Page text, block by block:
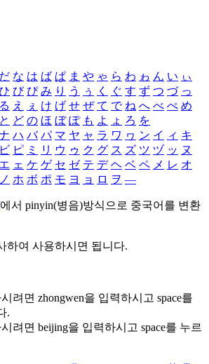
だ な は ば ぱ ま や ゃ ら わ ゎ ん い ぃ
び ぴ み り う ぅ く ぐ す ず つ づ っ
る え ぇ け げ せ ぜ て で ね へ べ ぺ め
と ど の ほ ぼ ぽ も よ ょ ろ を
ハ バ パ マ ヤ ャ ラ ワ ヮ ン イ ィ キ
ビ ピ ミ リ ウ ゥ ク グ ス ズ ツ ヅ ッ ヌ
エ ェ ケ ゲ セ ゼ テ デ ヘ ベ ペ メ レ オ
ノ ホ ボ ポ モ ヨ ョ ロ ヲ ―
에서 pinyin(병음)방식으로 중국어를 변환
하여 사용하시면 됩니다.
려면 zhongwen을 입력하시고 space를
.
려면 beijing을 입력하시고 space를 누르